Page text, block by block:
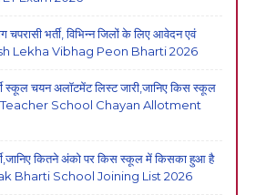
चपरासी भर्ती, विभिन्न जिलों के लिए आवेदन एवं
Lekha Vibhag Peon Bharti 2026
स्कूल चयन अलॉटमेंट लिस्ट जारी,जानिए किस स्कूल
Teacher School Chayan Allotment
कितने अंको पर किस स्कूल में किसका हुआ है
Bharti School Joining List 2026